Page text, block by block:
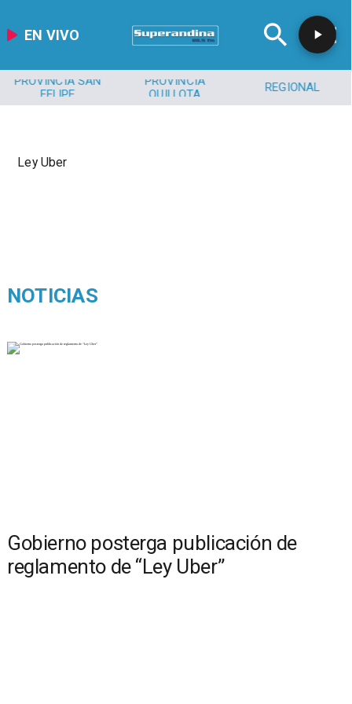
EN VIVO
PROVINCIA SAN
FELIPE
PROVINCIA
QUILLOTA
REGIONAL
Ley Uber
NOTICIAS
Gobierno posterga publicación de
reglamento de “Ley Uber”